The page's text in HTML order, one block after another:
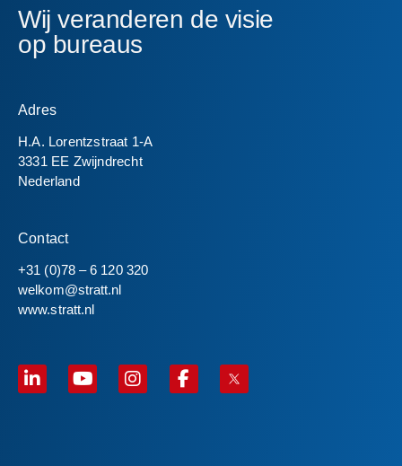
Wijveranderen de visie
op bureaus
Adres
H.A. Lorentzstraat 1-A
3331 EE Zwijndrecht
Nederland
Contact
+31 (0)78 – 6 120 320
welkom@stratt.nl
www.stratt.nl